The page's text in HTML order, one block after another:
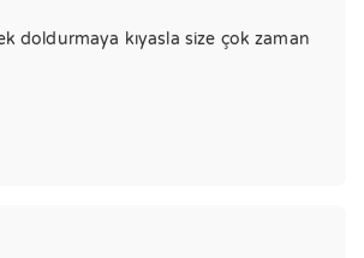
doldurmaya kıyasla size çok zaman